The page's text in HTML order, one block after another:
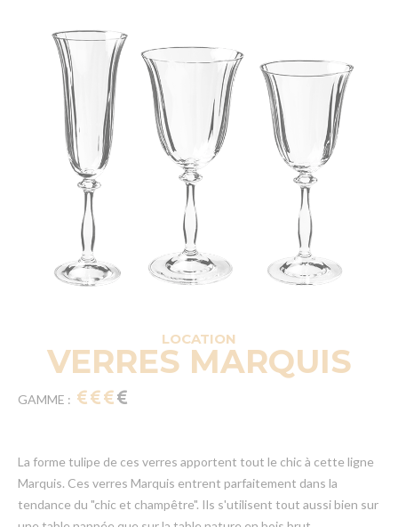
LOCATION
VERRES MARQUIS
GAMME :
La forme tulipe de ces verres apportent tout le chic à cette ligne
Marquis. Ces verres Marquis entrent parfaitement dans la
tendance du "chic et champêtre". Ils s'utilisent tout aussi bien sur